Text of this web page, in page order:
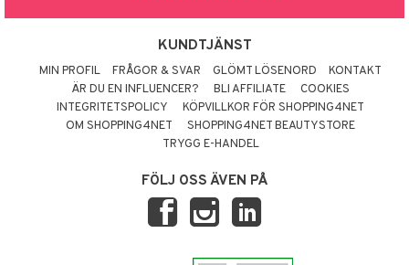
KUNDTJÄNST
MIN PROFIL FRÅGOR & SVAR GLÖMT LÖSENORD
KONTAKT
ÄR DU EN INFLUENCER?
BLI AFFILIATE
COOKIES
INTEGRITETSPOLICY
KÖPVILLKOR FÖR SHOPPING4NET
OM SHOPPING4NET
SHOPPING4NET BEAUTYSTORE
TRYGG E-HANDEL
FÖLJ OSS ÄVEN PÅ